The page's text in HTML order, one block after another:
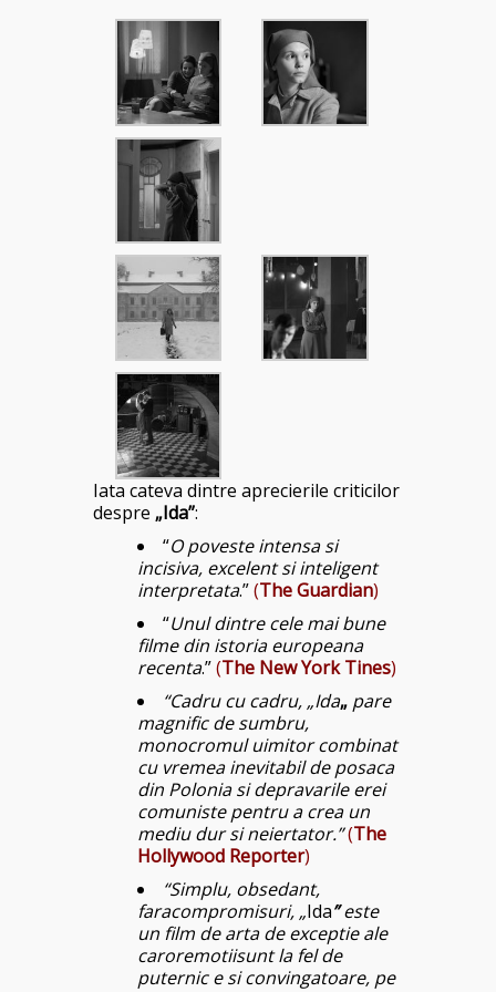
Iata cateva dintre aprecierile criticilor
despre „Ida”:
“O poveste intensa si
incisiva, excelent si inteligent
interpretata.”(The Guardian)
“Unul dintre cele mai bune
filme din istoria europeana
recenta.”(The New York Tines)
“Cadru cu cadru, „Ida„ pare
magnific de sumbru,
monocromul uimitor combinat
cu vremea inevitabil de posaca
din Polonia si depravarile erei
comuniste pentru a crea un
mediu dur si neiertator.”(The
Hollywood Reporter)
“Simplu, obsedant,
faracompromisuri, „Ida”este
un film de arta de exceptie ale
caroremotiisunt la fel de
puternic e si convingatoare, pe